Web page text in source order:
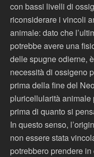
con bassi livelli di
riconsiderare i vincoli
animale: dato che
potrebbe avere una
delle spugne odierne,
necessità di ossigeno
prima della fine del
pluricellularità animale
prima di quanto si
In questo senso,
non essere stata
potrebbero prendere